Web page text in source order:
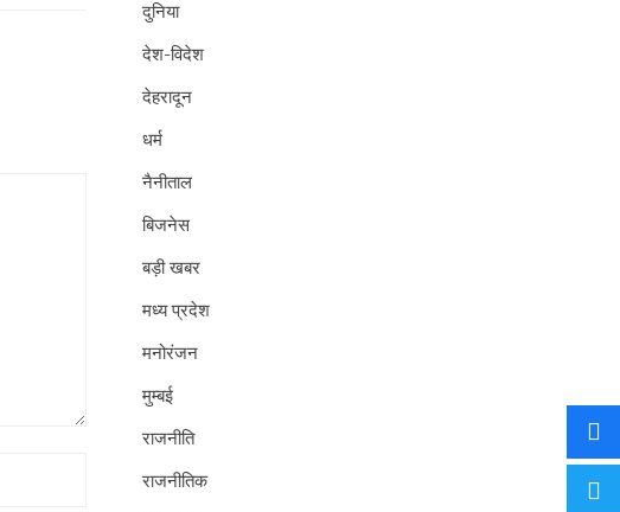
दुनिया
देश-विदेश
देहरादून
धर्म
नैनीताल
बिजनेस
बड़ी खबर
मध्य प्रदेश
मनोरंजन
मुम्बई
राजनीति
राजनीतिक